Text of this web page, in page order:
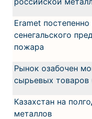
Eramet
сенегальского
пожара
Рынок озабочен
сырьевых товаров
Казахстан на
металлов